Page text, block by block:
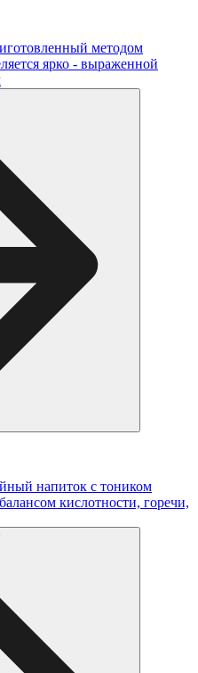
методом
ярко - выраженной
напиток с тоником
кислотности, горечи,